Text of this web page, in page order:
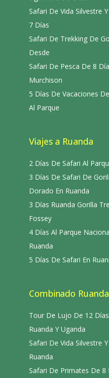
Safari De Vida Silvestre
7 Días
Safari De Trekking De
Desde
Safari De Pesca De 8
Murchison
5 Días De Vacaciones
Al Parque
Viajes a Ruanda
2 Días De Safari Al
3 Días De Safari De
Dorado En Ruanda
3 Días Ruanda Gorilla
Fossey
4 Días Al Parque
Ruanda
5 Días De Safari En
Combinado
Tour De Lujo De 12
Ruanda Y Uganda
Safari De Vida Silvestre
Ruanda
Safari De Primates De 8